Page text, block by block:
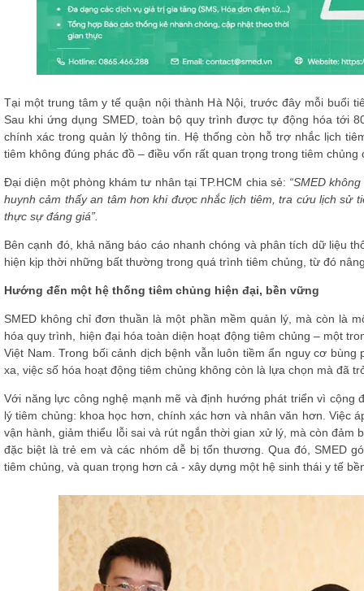
Tại một trung tâm y tế quận nội thành Hà Nội, trước đây mỗi buổi
Sau khi ứng dụng SMED, toàn bộ quy trình được tự động hóa tới
chính xác trong quản lý thông tin. Hệ thống còn hỗ trợ nhắc lịch
tiêm không đúng phác đồ – điều vốn rất quan trọng trong tiêm chủng
Đại diện một phòng khám tư nhân tại TP.HCM chia sẻ: “SMED
huynh cảm thấy an tâm hơn khi được nhắc lịch tiêm, tra cứu lịch sử
thực sự đáng giá”.
Bên cạnh đó, khả năng báo cáo nhanh chóng và phân tích dữ liệu
hiện kịp thời những bất thường trong quá trình tiêm chủng, từ đó
Hướng đến một hệ thống tiêm chủng hiện đại, bền vững
SMED không chỉ đơn thuần là một phần mềm quản lý, mà còn là
hóa quy trình, hiện đại hóa toàn diện hoạt động tiêm chủng – một
Việt Nam. Trong bối cảnh dịch bệnh vẫn luôn tiềm ẩn nguy cơ
xa, việc số hóa hoạt động tiêm chủng không còn là lựa chọn mà đã
Với năng lực công nghệ mạnh mẽ và định hướng phát triển vì cộng
lý tiêm chủng: khoa học hơn, chính xác hơn và nhân văn hơn. Việc
vận hành, giảm thiểu lỗi sai và rút ngắn thời gian xử lý, mà còn
đặc biệt là trẻ em và các nhóm dễ bị tổn thương. Qua đó, SMED
tiêm chủng, và quan trọng hơn cả - xây dựng một hệ sinh thái y tế